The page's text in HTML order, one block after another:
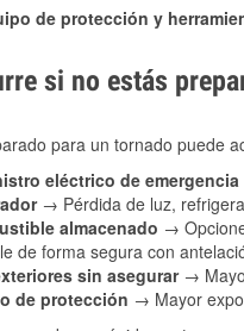
de protección y
si no estás
para un tornado puede
eléctrico de emergencia
→ Pérdida de luz,
almacenado →
de forma segura con
sin asegurar →
de protección → Mayor